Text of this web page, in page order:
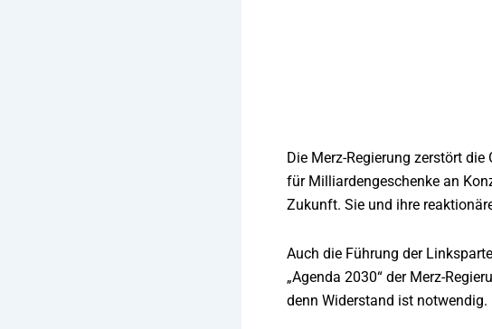
Die Merz-Regierung zerstört
für Milliardengeschenke an
Zukunft. Sie und ihre
Auch die Führung der
„Agenda 2030“ der Merz-
denn Widerstand ist notwendig.